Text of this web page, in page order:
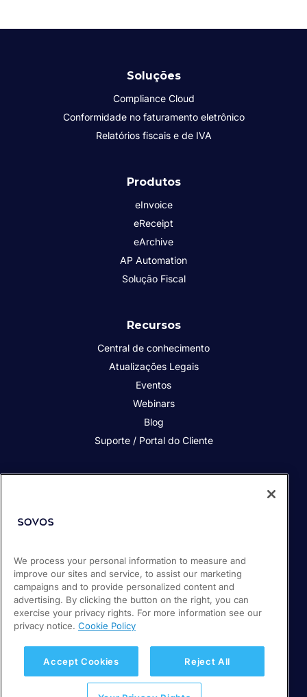
Soluções
Compliance Cloud
Conformidade no faturamento eletrônico
Relatórios fiscais e de IVA
Produtos
eInvoice
eReceipt
eArchive
AP Automation
Solução Fiscal
Recursos
Central de conhecimento
Atualizações Legais
Eventos
Webinars
Blog
Suporte / Portal do Cliente
Sala de Imprensa
Carreiras
© 2026 Sovos Compliance, LLC.
Política de privacidade
We process your personal information to measure and
improve our sites and service, to assist our marketing
campaigns and to provide personalized content and
advertising. By clicking the button on the right, you can
exercise your privacy rights. For more information see our
privacy notice. Cookie Policy
Accept Cookies Reject All